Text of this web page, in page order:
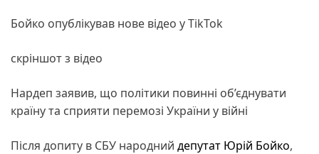
Бойко опублікував нове відео у TikTok
скріншот з відео
Нардеп заявив, що політики повинні об’єднувати
країну та сприяти перемозі України у війні
Після допиту в СБУ народний депутат Юрій Бойко,